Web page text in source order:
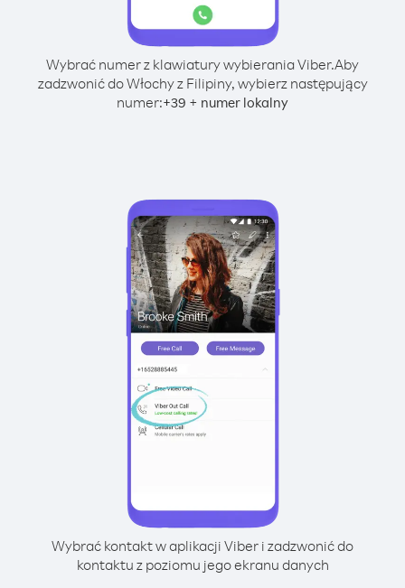
Wybrać numer z klawiatury wybierania Viber.Aby
zadzwonić do Włochy z Filipiny, wybierz następujący
numer:+39 + numer lokalny
Wybrać kontakt w aplikacji Viber i zadzwonić do
kontaktu z poziomu jego ekranu danych